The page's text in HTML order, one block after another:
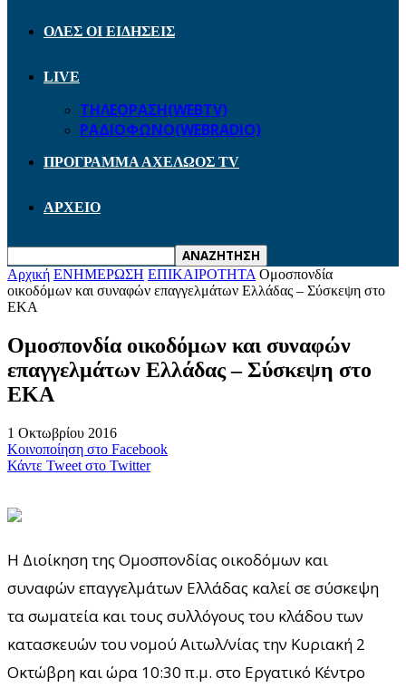
ΟΛΕΣ ΟΙ ΕΙΔΗΣΕΙΣ
LIVE
ΤΗΛΕΟΡΑΣΗ(WEBTV)
ΡΑΔΙΟΦΩΝΟ(WEBRADIO)
ΠΡΟΓΡΑΜΜΑ ΑΧΕΛΩΟΣ TV
ΑΡΧΕΙΟ
Αρχική ΕΝΗΜΕΡΩΣΗ ΕΠΙΚΑΙΡΟΤΗΤΑ Ομοσπονδία
οικοδόμων και συναφών επαγγελμάτων Ελλάδας – Σύσκεψη στο
ΕΚΑ
Ομοσπονδία οικοδόμων και συναφών
επαγγελμάτων Ελλάδας – Σύσκεψη στο
ΕΚΑ
1 Οκτωβρίου 2016
Κοινοποίηση στο Facebook
Κάντε Tweet στο Twitter
Η Διοίκηση της Ομοσπονδίας οικοδόμων και
συναφών επαγγελμάτων Ελλάδας καλεί σε σύσκεψη
τα σωματεία και τους συλλόγους του κλάδου των
κατασκευών του νομού Αιτωλ/νίας την Κυριακή 2
Οκτώβρη και ώρα 10:30 π.μ. στο Εργατικό Κέντρο